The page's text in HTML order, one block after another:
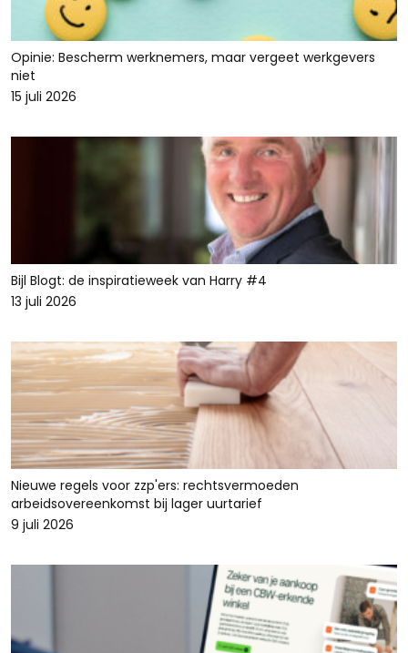
Opinie: Bescherm werknemers, maar vergeet werkgevers
niet
15 juli 2026
Bijl Blogt: de inspiratieweek van Harry #4
13 juli 2026
Nieuwe regels voor zzp'ers: rechtsvermoeden
arbeidsovereenkomst bij lager uurtarief
9 juli 2026